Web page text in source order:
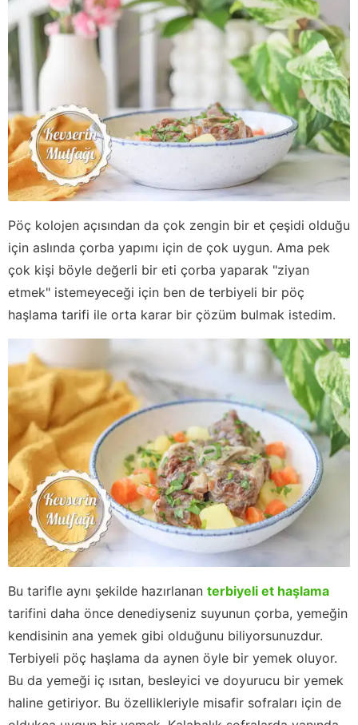
Pöç kolojen açısından da çok zengin bir et çeşidi olduğu
için aslında çorba yapımı için de çok uygun. Ama pek
çok kişi böyle değerli bir eti çorba yaparak "ziyan
etmek" istemeyeceği için ben de terbiyeli bir pöç
haşlama tarifi ile orta karar bir çözüm bulmak istedim.
Bu tarifle aynı şekilde hazırlanan terbiyeli et haşlama
tarifini daha önce denediyseniz suyunun çorba, yemeğin
kendisinin ana yemek gibi olduğunu biliyorsunuzdur.
Terbiyeli pöç haşlama da aynen öyle bir yemek oluyor.
Bu da yemeği iç ısıtan, besleyici ve doyurucu bir yemek
haline getiriyor. Bu özellikleriyle misafir sofraları için de